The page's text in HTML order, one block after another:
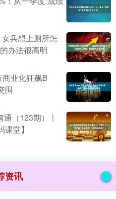
兵想上厕所怎
办法很高明
业化狂飙B
围
（123期）丨
堂】
资讯